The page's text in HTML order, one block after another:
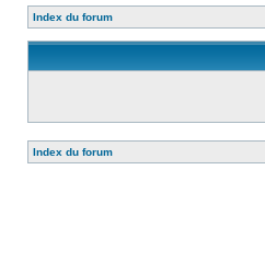
Index du forum
Index du forum